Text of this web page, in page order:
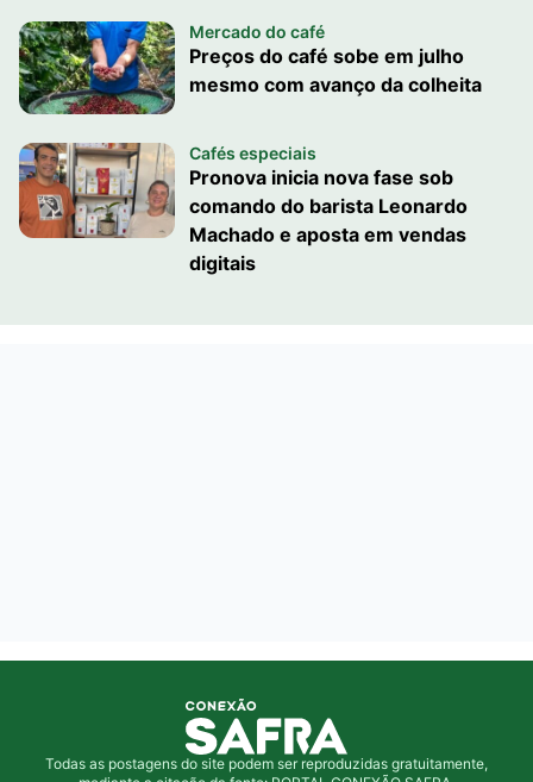
Mercado do café
Preços do café sobe em julho
mesmo com avanço da colheita
Cafés especiais
Pronova inicia nova fase sob
comando do barista Leonardo
Machado e aposta em vendas
digitais
Todas as postagens do site podem ser reproduzidas gratuitamente,